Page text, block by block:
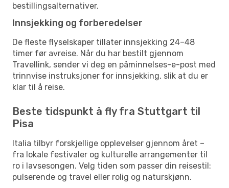
bestillingsalternativer.
Innsjekking og forberedelser
De fleste flyselskaper tillater innsjekking 24–48
timer før avreise. Når du har bestilt gjennom
Travellink, sender vi deg en påminnelses-e-post med
trinnvise instruksjoner for innsjekking, slik at du er
klar til å reise.
Beste tidspunkt å fly fra Stuttgart til
Pisa
Italia tilbyr forskjellige opplevelser gjennom året –
fra lokale festivaler og kulturelle arrangementer til
ro i lavsesongen. Velg tiden som passer din reisestil:
pulserende og travel eller rolig og naturskjønn.